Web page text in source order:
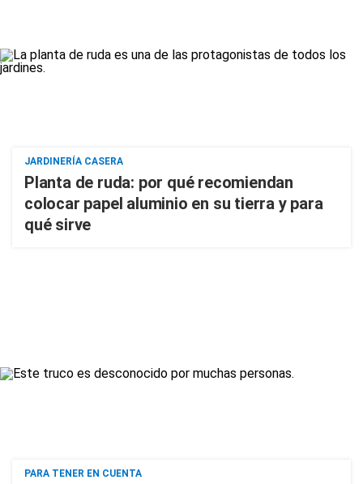
JARDINERÍA CASERA
Planta de ruda: por qué recomiendan
colocar papel aluminio en su tierra y para
qué sirve
PARA TENER EN CUENTA